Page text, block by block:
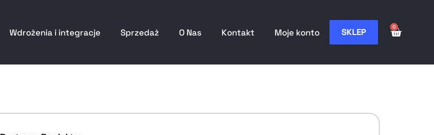
Wdrożenia i integracje Sprzedaż O Nas Kontakt Moje konto SKLEP 0